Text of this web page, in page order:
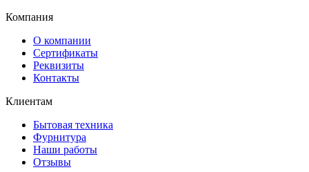
Компания
О компании
Сертификаты
Реквизиты
Контакты
Клиентам
Бытовая техника
Фурнитура
Наши работы
Отзывы